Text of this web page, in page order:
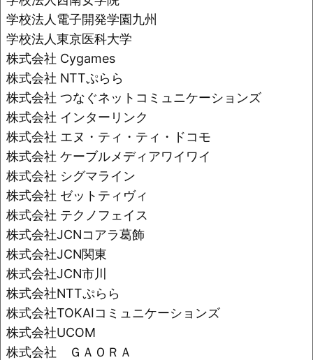
学校法人電子開発学園九州
学校法人東京医科大学
株式会社 Cygames
株式会社 NTTぷらら
株式会社 つなぐネットコミュニケーションズ
株式会社 インターリンク
株式会社 エヌ・ティ・ティ・ドコモ
株式会社 ケーブルメディアワイワイ
株式会社 シグマライン
株式会社 ゼットティヴィ
株式会社 テクノフェイス
株式会社JCNコアラ葛飾
株式会社JCN関東
株式会社JCN市川
株式会社NTTぷらら
株式会社TOKAIコミュニケーションズ
株式会社UCOM
株式会社 ＧＡＯＲＡ